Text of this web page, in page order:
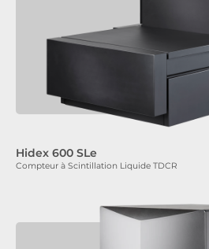
Hidex 600 SLe
Compteur à Scintillation Liquide TDCR